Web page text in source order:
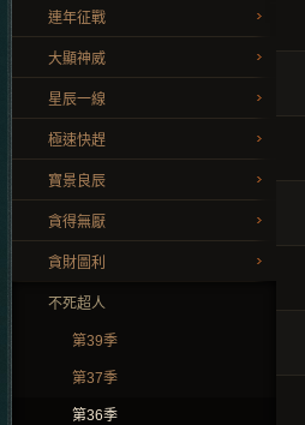
連年征戰
大顯神威
星辰一線
極速快趕
寶景良辰
貪得無厭
貪財圖利
不死超人
第39季
第37季
第36季